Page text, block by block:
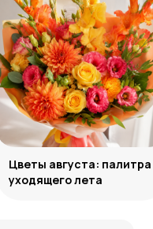
Цветы августа: палитра
уходящего лета